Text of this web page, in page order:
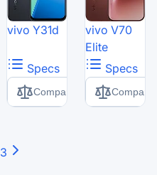
vivo Y31d
Specs
Comparer
vivo V70
Elite
Specs
Comparer
3